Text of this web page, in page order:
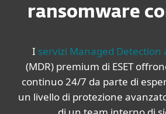
ransomware
I servizi Managed Detection
(MDR) premium di ESET
continuo 24/7 da parte di
un livello di protezione